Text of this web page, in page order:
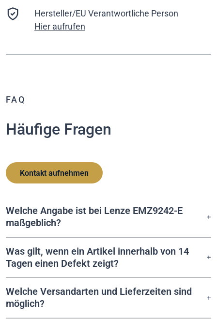
Hersteller/EU Verantwortliche Person
Hier aufrufen
FAQ
Häufige Fragen
Kontakt aufnehmen
Welche Angabe ist bei Lenze EMZ9242-E
maßgeblich?
Was gilt, wenn ein Artikel innerhalb von 14
Tagen einen Defekt zeigt?
Welche Versandarten und Lieferzeiten sind
möglich?